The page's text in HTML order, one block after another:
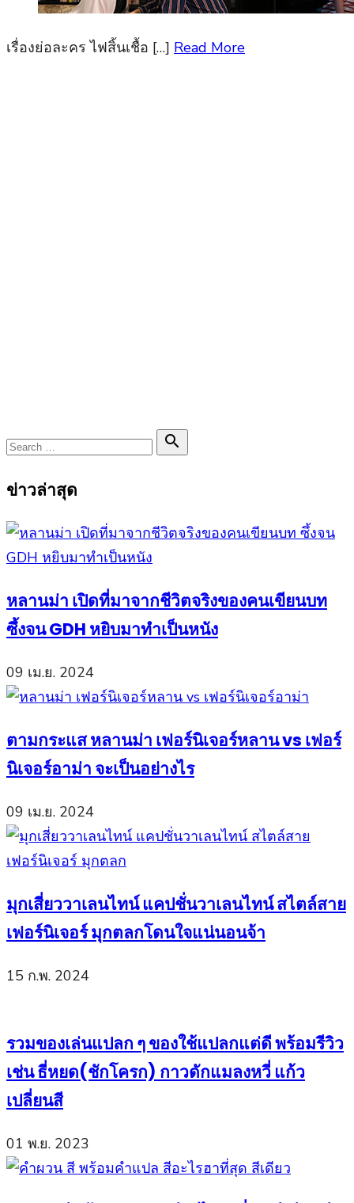
เรื่องย่อละคร ไฟสิ้นเชื้อ […] Read More
Search

Search
ข่าวล่าสุด
หลานม่า เปิดที่มาจากชีวิตจริงของคนเขียนบท
ซึ้งจน GDH หยิบมาทำเป็นหนัง
09 เม.ย. 2024
ตามกระแส หลานม่า เฟอร์นิเจอร์หลาน vs เฟอร์
นิเจอร์อาม่า จะเป็นอย่างไร
09 เม.ย. 2024
มุกเสี่ยววาเลนไทน์ แคปชั่นวาเลนไทน์ สไตล์สาย
เฟอร์นิเจอร์ มุกตลกโดนใจแน่นอนจ้า
15 ก.พ. 2024
รวมของเล่นแปลก ๆ ของใช้แปลกแต่ดี พร้อมรีวิว
เช่น ธี่หยด(ชักโครก) กาวดักแมลงหวี่ แก้ว
เปลี่ยนสี
01 พ.ย. 2023